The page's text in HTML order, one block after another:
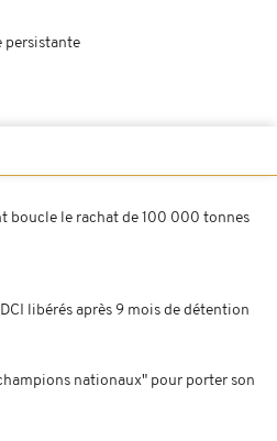
persistante
boucle le rachat de 100 000 tonnes
libérés après 9 mois de détention
nationaux" pour porter son